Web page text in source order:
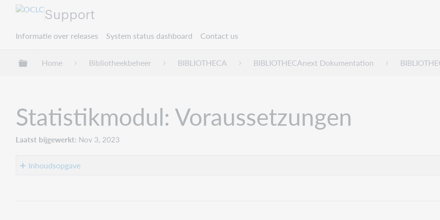
Support
Informatie over releases System status dashboard Contact us
Mondiale hiërarchie uitvouwen / samenvouwen
Home Bibliotheekbeheer BIBLIOTHECA BIBLIOTHECAnext Dokumentation
Statistikmodul: Voraussetzungen
Laatst bijgewerkt Nov 3, 2023
Inhoudsopgave